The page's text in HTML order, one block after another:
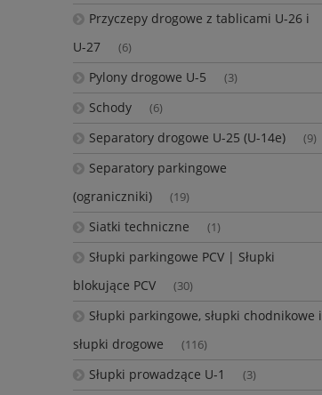
Przyczepy drogowe z tablicami U-26 i
U-27
(6)
Pylony drogowe U-5 (3)
Schody (6)
Separatory drogowe U-25 (U-14e) (9)
Separatory parkingowe
(ograniczniki)
(19)
Siatki techniczne (1)
Słupki parkingowe PCV | Słupki
blokujące PCV
(30)
Słupki parkingowe, słupki chodnikowe i
słupki drogowe
(116)
Słupki prowadzące U-1 (3)